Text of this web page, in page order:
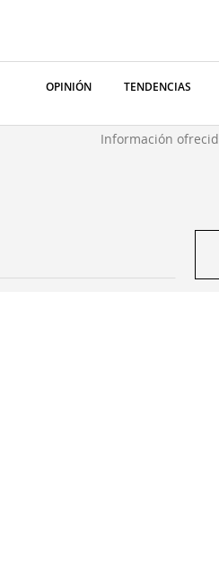
OPINIÓN TENDENCIAS
Información